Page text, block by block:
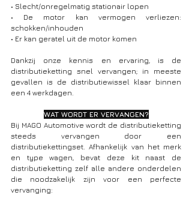
• Slecht/onregelmatig stationair lopen
• De motor kan vermogen verliezen:
schokken/inhouden
• Er kan geratel uit de motor komen
Dankzij onze kennis en ervaring, is de
distributieketting snel vervangen; in meeste
gevallen is de distributiewissel klaar binnen
een 4 werkdagen.
WAT WORDT ER VERVANGEN?
Bij MAGO Automotive wordt de distributieketting
steeds vervangen door een
distributiekettingset. Afhankelijk van het merk
en type wagen, bevat deze kit naast de
distributieketting zelf alle andere onderdelen
die noodzakelijk zijn voor een perfecte
vervanging: